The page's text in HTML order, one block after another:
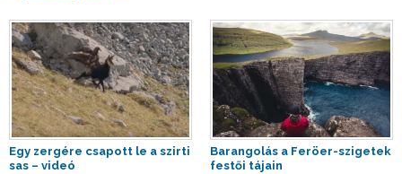
Egy zergére csapott le a szirti
sas – videó
Barangolás a Feröer-szigetek
festői tájain